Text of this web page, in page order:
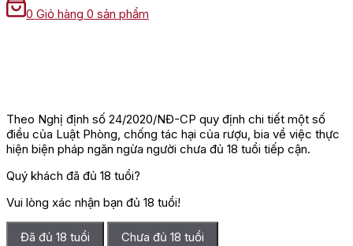
0 Giỏ hàng 0 sản phẩm
Theo Nghị định số 24/2020/NĐ-CP quy định chi tiết một số
điều của Luật Phòng, chống tác hại của rượu, bia về việc thực
hiện biện pháp ngăn ngừa người chưa đủ 18 tuổi tiếp cận.
Quý khách đã đủ 18 tuổi?
Vui lòng xác nhận bạn đủ 18 tuổi!
Đã đủ 18 tuổi Chưa đủ 18 tuổi